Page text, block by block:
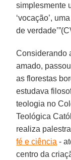
simplesmente
‘vocação’,
de
Considerando
amado,
as florestas
estudava
teologia no
Teológica
realiza
fé e ciência -
centro da